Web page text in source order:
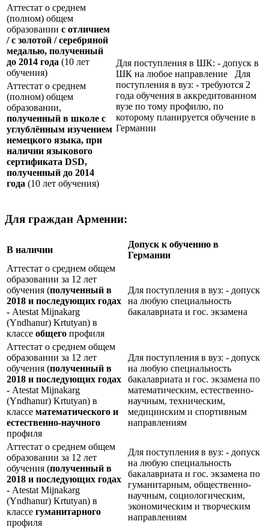
Аттестат о среднем
(полном) общем
образовании с отличием
/ с золотой / серебряной
медалью, полученный
до 2014 года (10 лет
обучения)
Для поступления в ШК: - допуск в
ШК на любое направление Для
поступления в вуз: - требуются 2
года обучения в аккредитованном
вузе по тому профилю, по
которому планируется обучение в
Германии
Аттестат о среднем
(полном) общем
образовании,
полученный в школе с
углублённым изучением
немецкого языка, при
наличии языкового
сертификата DSD,
полученный до 2014
года (10 лет обучения)
Для граждан Армении:
В наличии
Допуск к обучению в
Германии
Аттестат о среднем общем
образовании за 12 лет
обучения (полученный в
2018 и последующих годах
- Atestat Mijnakarg
(Yndhanur) Krtutyan) в
классе общего профиля
Для поступления в вуз: - допуск
на любую специальность
бакалавриата и гос. экзамена
Аттестат о среднем общем
образовании за 12 лет
обучения (полученный в
2018 и последующих годах
- Atestat Mijnakarg
(Yndhanur) Krtutyan) в
классе математического и
естественно-научного
профиля
Для поступления в вуз: - допуск
на любую специальность
бакалавриата и гос. экзамена по
математическим, естественно-
научным, техническим,
медицинским и спортивным
направлениям
Аттестат о среднем общем
образовании за 12 лет
обучения (полученный в
2018 и последующих годах
- Atestat Mijnakarg
(Yndhanur) Krtutyan) в
классе гуманитарного
профиля
Для поступления в вуз: - допуск
на любую специальность
бакалавриата и гос. экзамена по
гуманитарным, общественно-
научным, социологическим,
экономическим и творческим
направлениям